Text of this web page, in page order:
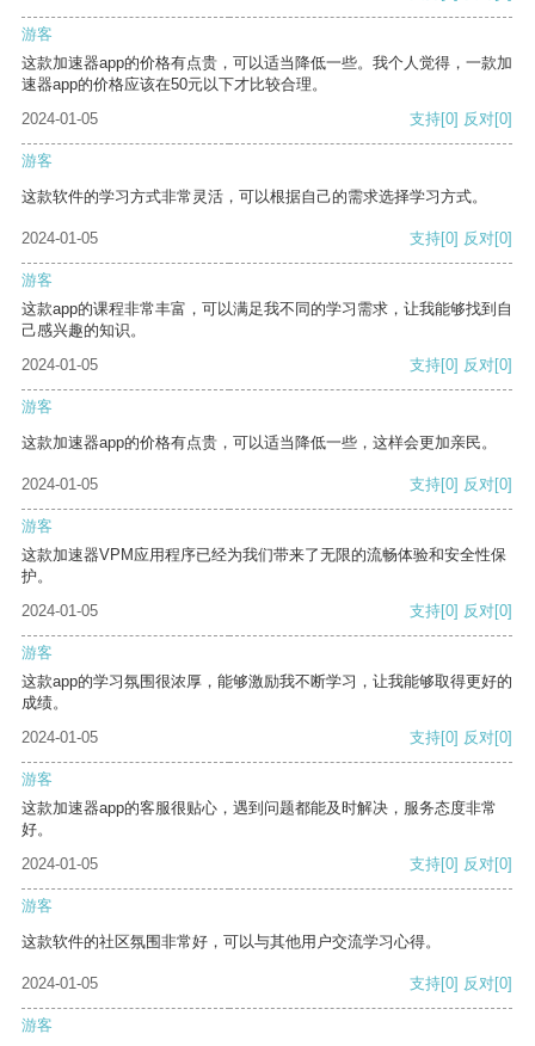
游客
这款加速器app的价格有点贵，可以适当降低一些。我个人觉得，一款加
速器app的价格应该在50元以下才比较合理。
2024-01-05
支持[0] 反对[0]
游客
这款软件的学习方式非常灵活，可以根据自己的需求选择学习方式。
2024-01-05 支持[0] 反对[0]
游客
这款app的课程非常丰富，可以满足我不同的学习需求，让我能够找到自
己感兴趣的知识。
2024-01-05
支持[0] 反对[0]
游客
这款加速器app的价格有点贵，可以适当降低一些，这样会更加亲民。
2024-01-05 支持[0] 反对[0]
游客
这款加速器VPM应用程序已经为我们带来了无限的流畅体验和安全性保
护。
2024-01-05
支持[0] 反对[0]
游客
这款app的学习氛围很浓厚，能够激励我不断学习，让我能够取得更好的
成绩。
2024-01-05
支持[0] 反对[0]
游客
这款加速器app的客服很贴心，遇到问题都能及时解决，服务态度非常
好。
2024-01-05
支持[0] 反对[0]
游客
这款软件的社区氛围非常好，可以与其他用户交流学习心得。
2024-01-05 支持[0] 反对[0]
游客